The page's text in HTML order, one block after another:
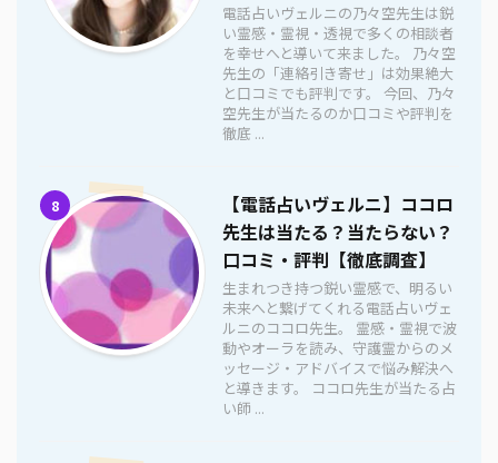
電話占いヴェルニの乃々空先生は鋭
い霊感・霊視・透視で多くの相談者
を幸せへと導いて来ました。 乃々空
先生の「連絡引き寄せ」は効果絶大
と口コミでも評判です。 今回、乃々
空先生が当たるのか口コミや評判を
徹底 ...
8
【電話占いヴェルニ】ココロ
先生は当たる？当たらない？
口コミ・評判【徹底調査】
生まれつき持つ鋭い霊感で、明るい
未来へと繋げてくれる電話占いヴェ
ルニのココロ先生。 霊感・霊視で波
動やオーラを読み、守護霊からのメ
ッセージ・アドバイスで悩み解決へ
と導きます。 ココロ先生が当たる占
い師 ...